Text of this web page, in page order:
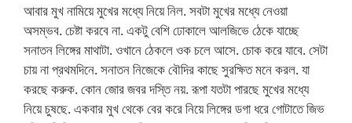
আবার মুখ নামিয়ে মুখের মধ্যে নিয়ে নিল. সবটা মুখের মধ্যে নেওয়া
অসম্ভব. চেষ্টা করবে না. একটু বেশি ঢোকালে আলজিভে ঠেকে যাচ্ছে
সনাতন লিঙ্গের মাথাটা. ওখানে ঠেকলে ওক চলে আসে. চোক করে যাবে. সেটা
চায় না প্রথমদিনে. সনাতন নিজেকে বৌদির কাছে সুরক্ষিত মনে করল. যা
করছে করুক. কোন জোর জবর দস্তি নয়. রূপা যতটা পারছে মুখের মধ্যে
নিয়ে চুষছে. একবার মুখ থেকে বের করে নিয়ে লিঙ্গের ডগা ধরে গোটাতে জিভ